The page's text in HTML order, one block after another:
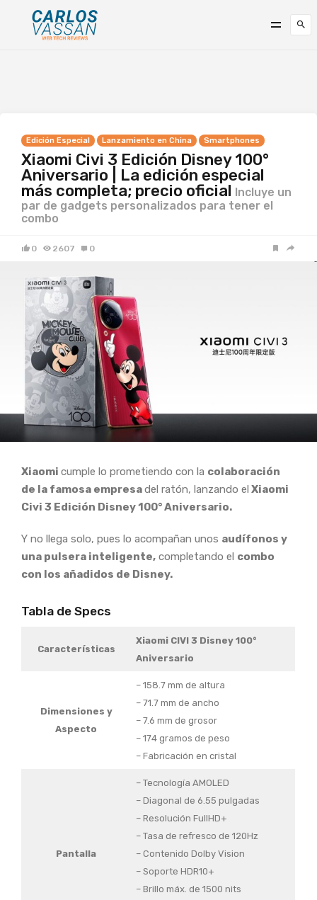
Edición Especial Lanzamiento en China Smartphones
Xiaomi Civi 3 Edición Disney 100°
Aniversario | La edición especial
más completa; precio oficial Incluye un
par de gadgets personalizados para tener el
combo
0 2607 0
Xiaomi cumple lo prometiendo con la colaboración
de la famosa empresadel ratón, lanzando el Xiaomi
Civi 3 Edición Disney 100° Aniversario.
Y no llega solo, pues lo acompañan unos audífonos y
una pulsera inteligente, completando el combo
con los añadidos de Disney.
Tabla de Specs
Características
Xiaomi CIVI 3 Disney 100°
Aniversario
Dimensiones y
Aspecto
– 158.7 mm de altura
– 71.7 mm de ancho
– 7.6 mm de grosor
– 174 gramos de peso
– Fabricación en cristal
Pantalla
– Tecnología AMOLED
– Diagonal de 6.55 pulgadas
– Resolución FullHD+
– Tasa de refresco de 120Hz
– Contenido Dolby Vision
– Soporte HDR10+
– Brillo máx. de 1500 nits